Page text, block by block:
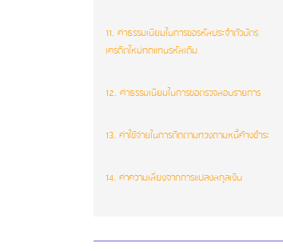
11. ค่าธรรมเนียมในการขอรหัสประจำตัวบัตร
เครดิตใหม่ทดแทนรหัสเดิม
12. ค่าธรรมเนียมในการขอตรวจสอบรายการ
13. ค่าใช้จ่ายในการติดตามทวงถามหนี้ค้างชำระ
14. ค่าความเสี่ยงจากการแปลงสกุลเงิน